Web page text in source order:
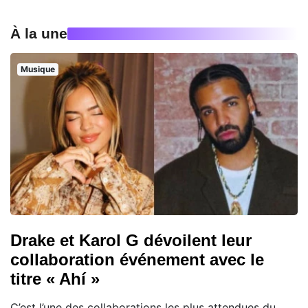
À la une
Musique
Drake et Karol G dévoilent leur
collaboration événement avec le
titre « Ahí »